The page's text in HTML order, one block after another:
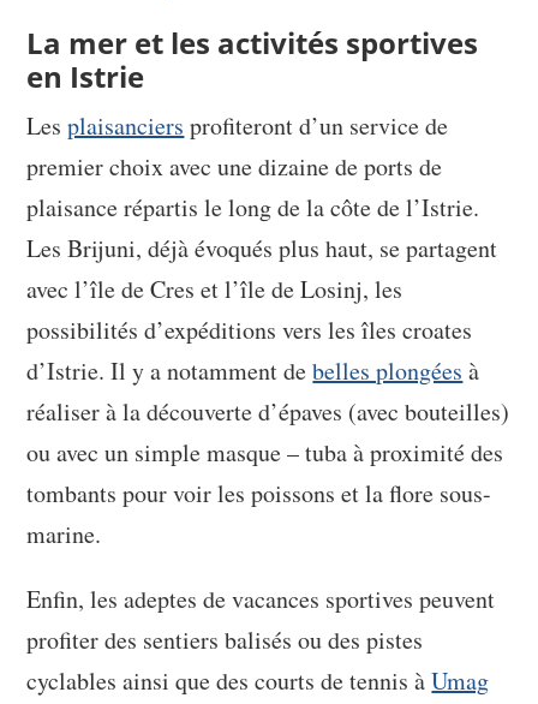
La mer et les activités sportives
en Istrie
Lesplaisanciers profiteront d’un service de
premier choix avec une dizaine de ports de
plaisance répartis le long de la côte de l’Istrie.
Les Brijuni, déjà évoqués plus haut, se partagent
avec l’île de Cres et l’île de Losinj, les
possibilités d’expéditions vers les îles croates
d’Istrie. Il y a notamment debelles plongées à
réaliser à la découverte d’épaves (avec bouteilles)
ou avec un simple masque – tuba à proximité des
tombants pour voir les poissons et la flore sous-
marine.
Enfin, les adeptes de vacances sportives peuvent
profiter des sentiers balisés ou des pistes
cyclables ainsi que des courts de tennis àUmag